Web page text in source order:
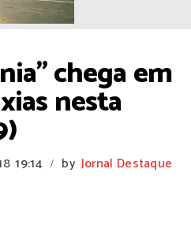
chega em
nesta
19:14 / by Jornal Destaque